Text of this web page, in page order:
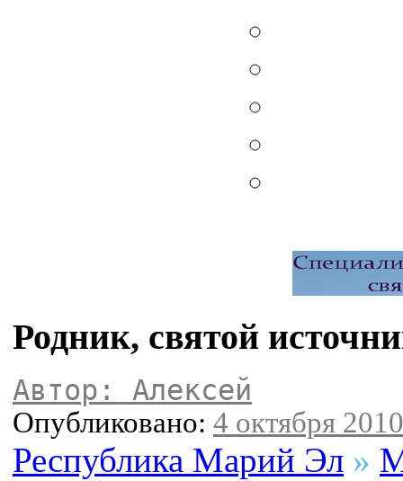
Родник, святой
Автор: Алексей
Опубликовано: 4 октября
Республика Марий Эл »